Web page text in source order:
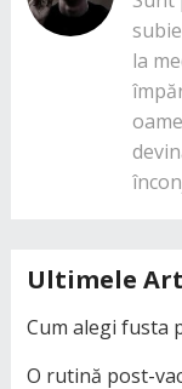
la
Ultimele
Cum alegi fusta
O rutină post-